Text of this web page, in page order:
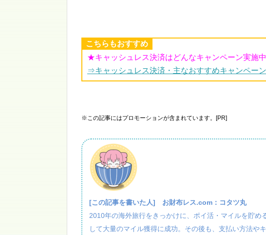
こちらもおすすめ
★キャッシュレス決済はどんなキャンペーン実施中
⇒キャッシュレス決済・主なおすすめキャンペーン
※この記事にはプロモーションが含まれています。[PR]
[この記事を書いた人] お財布レス.com：コタツ丸
2010年の海外旅行をきっかけに、ポイ活・マイルを貯
して大量のマイル獲得に成功。その後も、支払い方法や